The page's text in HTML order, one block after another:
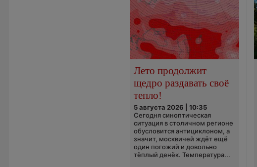
Лето продолжит
щедро раздавать своё
тепло!
5 августа 2026 | 10:35
Сегодня синоптическая
ситуация в столичном регионе
обусловится антициклоном, а
значит, москвичей ждёт ещё
один погожий и довольно
тёплый денёк. Температура...